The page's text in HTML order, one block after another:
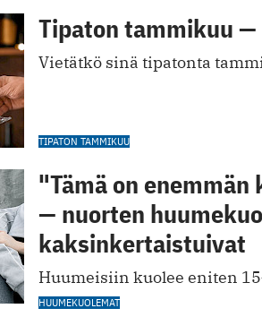
Tipaton tammikuu
Vietätkö sinä tipatonta
TIPATON TAMMIKUU
"Tämä on
— nuorten
kaksinkertaistuivat
Huumeisiin kuolee eniten
HUUMEKUOLEMAT